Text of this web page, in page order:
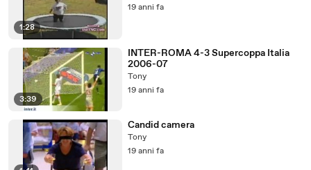
1:28
19 anni fa
3:39
INTER-ROMA 4-3 Supercoppa Italia
2006-07
Tony
19 anni fa
Candid camera
Tony
19 anni fa